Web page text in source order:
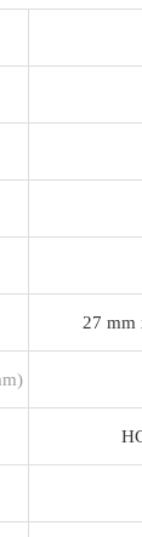
27 mm